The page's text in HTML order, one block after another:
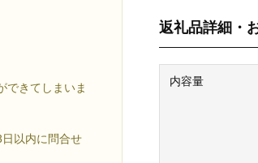
できてしまいま
以内に問合せ
返礼品詳細・
内容量